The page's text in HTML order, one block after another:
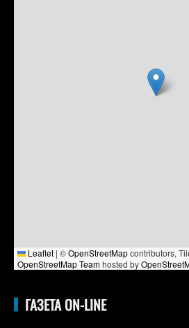
Leaflet | ©OpenStreetMapcontributors,
OpenStreetMap Teamhosted by
ГАЗЕТА ON-LINE